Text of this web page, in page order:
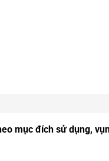
mục đích sử dụng,